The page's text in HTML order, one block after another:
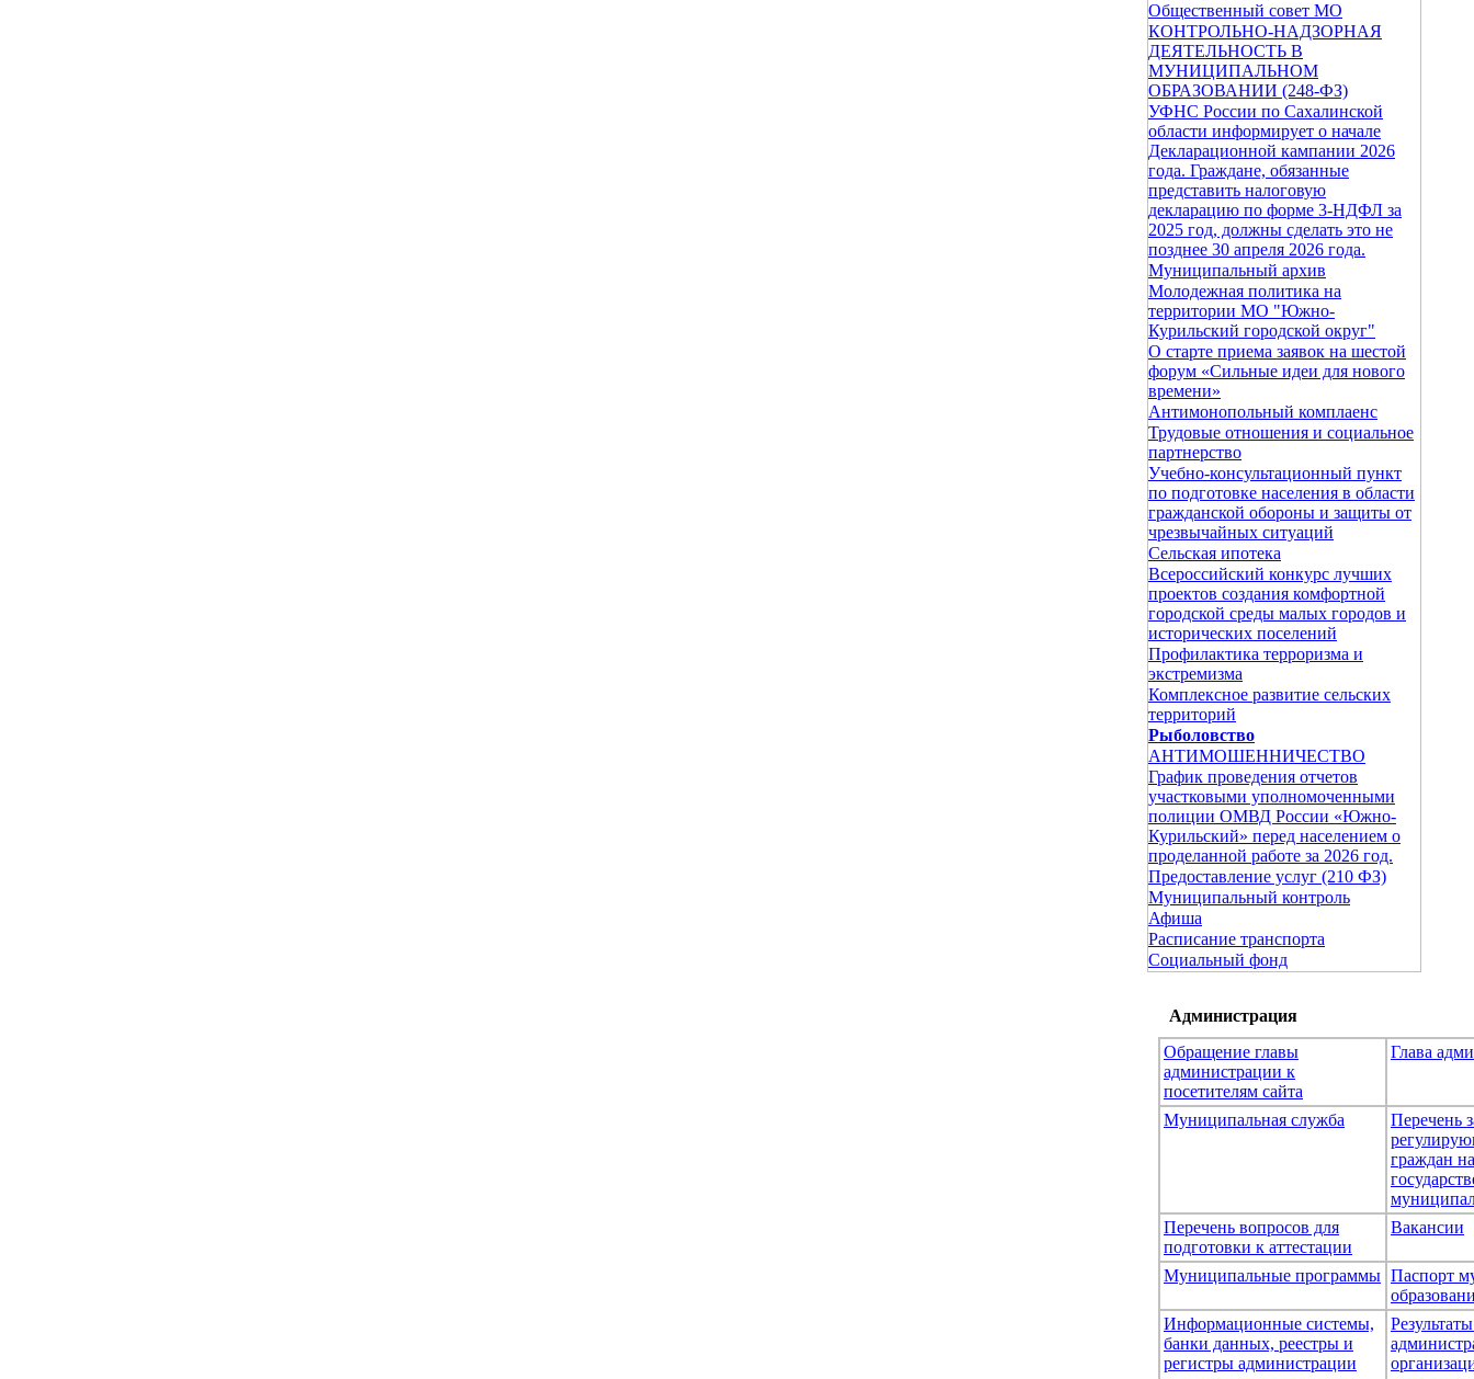
Общественный совет МО
КОНТРОЛЬНО-НАДЗОРНАЯ
ДЕЯТЕЛЬНОСТЬ В
МУНИЦИПАЛЬНОМ
ОБРАЗОВАНИИ (248-ФЗ)
УФНС России по Сахалинской
области информирует о начале
Декларационной кампании 2026
года. Граждане, обязанные
представить налоговую
декларацию по форме 3-НДФЛ за
2025 год, должны сделать это не
позднее 30 апреля 2026 года.
Муниципальный архив
Молодежная политика на
территории МО "Южно-
Курильский городской округ"
О старте приема заявок на шестой
форум «Сильные идеи для нового
времени»
Антимонопольный комплаенс
Трудовые отношения и социальное
партнерство
Учебно-консультационный пункт
по подготовке населения в области
гражданской обороны и защиты от
чрезвычайных ситуаций
Сельская ипотека
Всероссийский конкурс лучших
проектов создания комфортной
городской среды малых городов и
исторических поселений
Профилактика терроризма и
экстремизма
Комплексное развитие сельских
территорий
Рыболовство
АНТИМОШЕННИЧЕСТВО
График проведения отчетов
участковыми уполномоченными
полиции ОМВД России «Южно-
Курильский» перед населением о
проделанной работе за 2026 год.
Предоставление услуг (210 ФЗ)
Муниципальный контроль
Афиша
Расписание транспорта
Социальный фонд
Администрация
Обращение главы
администрации к
посетителям сайта
Глава
Муниципальная служба
Перечень
граждан на
Перечень вопросов для
подготовки к аттестации
Вакансии
Муниципальные программы Паспорт
Информационные системы,
банки данных, реестры и
регистры администрации